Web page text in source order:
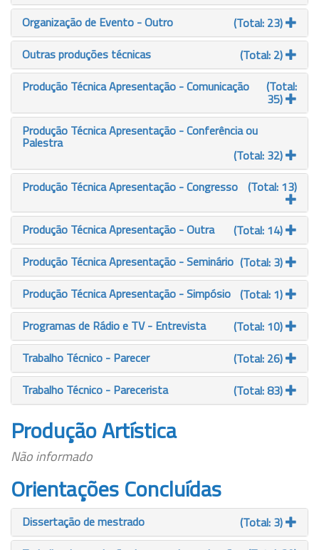
Organização de Evento - Outro
(Total: 23)
Outras produções técnicas
(Total: 2)
Produção Técnica Apresentação - Comunicação
(Total:
35)
Produção Técnica Apresentação - Conferência ou
Palestra
(Total: 32)
Produção Técnica Apresentação - Congresso (Total: 13)
Produção Técnica Apresentação - Outra
(Total: 14)
Produção Técnica Apresentação - Seminário (Total: 3)
Produção Técnica Apresentação - Simpósio (Total: 1)
Programas de Rádio e TV - Entrevista
(Total: 10)
Trabalho Técnico - Parecer
(Total: 26)
Trabalho Técnico - Parecerista
(Total: 83)
Produção Artística
Não informado
Orientações Concluídas
Dissertação de mestrado
(Total: 3)